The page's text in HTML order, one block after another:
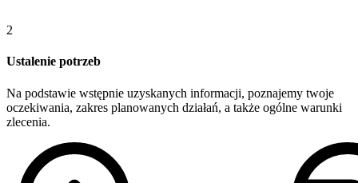
2
Ustalenie potrzeb
Na podstawie wstępnie uzyskanych informacji, poznajemy twoje
oczekiwania, zakres planowanych działań, a także ogólne warunki
zlecenia.